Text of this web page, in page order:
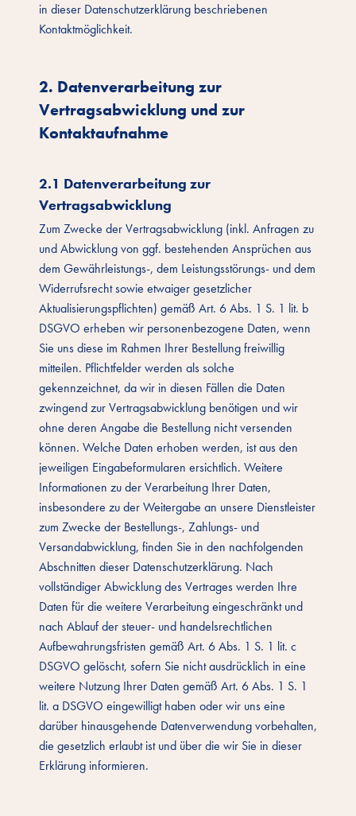
in dieser Datenschutzerklärung beschriebenen
Kontaktmöglichkeit.
2. Datenverarbeitung zur
Vertragsabwicklung und zur
Kontaktaufnahme
2.1 Datenverarbeitung zur
Vertragsabwicklung
Zum Zwecke der Vertragsabwicklung (inkl. Anfragen zu
und Abwicklung von ggf. bestehenden Ansprüchen aus
dem Gewährleistungs-, dem Leistungsstörungs- und dem
Widerrufsrecht sowie etwaiger gesetzlicher
Aktualisierungspflichten) gemäß Art. 6 Abs. 1 S. 1 lit. b
DSGVO erheben wir personenbezogene Daten, wenn
Sie uns diese im Rahmen Ihrer Bestellung freiwillig
mitteilen. Pflichtfelder werden als solche
gekennzeichnet, da wir in diesen Fällen die Daten
zwingend zur Vertragsabwicklung benötigen und wir
ohne deren Angabe die Bestellung nicht versenden
können. Welche Daten erhoben werden, ist aus den
jeweiligen Eingabeformularen ersichtlich. Weitere
Informationen zu der Verarbeitung Ihrer Daten,
insbesondere zu der Weitergabe an unsere Dienstleister
zum Zwecke der Bestellungs-, Zahlungs- und
Versandabwicklung, finden Sie in den nachfolgenden
Abschnitten dieser Datenschutzerklärung. Nach
vollständiger Abwicklung des Vertrages werden Ihre
Daten für die weitere Verarbeitung eingeschränkt und
nach Ablauf der steuer- und handelsrechtlichen
Aufbewahrungsfristen gemäß Art. 6 Abs. 1 S. 1 lit. c
DSGVO gelöscht, sofern Sie nicht ausdrücklich in eine
weitere Nutzung Ihrer Daten gemäß Art. 6 Abs. 1 S. 1
lit. a DSGVO eingewilligt haben oder wir uns eine
darüber hinausgehende Datenverwendung vorbehalten,
die gesetzlich erlaubt ist und über die wir Sie in dieser
Erklärung informieren.